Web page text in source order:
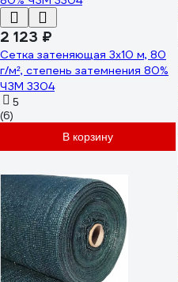
2 123 ₽
Сетка затеняющая 3x10 м, 80
г/м², степень затемнения 80%
ЧЗМ 3304
5
(6)
В корзину